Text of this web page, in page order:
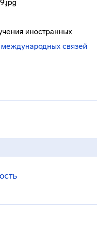
иностранных
связей